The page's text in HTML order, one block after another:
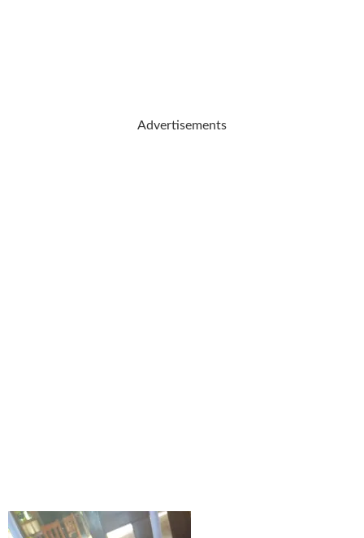
Advertisements